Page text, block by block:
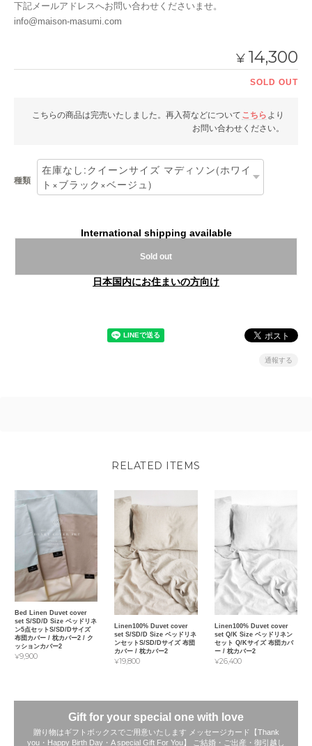
下記メールアドレスへお問い合わせくださいませ。
info@maison-masumi.com
¥ 14,300
SOLD OUT
こちらの商品は完売いたしました。再入荷などについて こちら より
お問い合わせください。
種類
International shipping available
Sold out
日本国内にお住まいの方向け
通報する
RELATED ITEMS
Bed Linen Duvet cover
set S/SD/D Size ベッドリネ
ン5点セットS/SD/Dサイズ
布団カバー / 枕カバー2 / ク
ッションカバー2
¥9,900
Linen100% Duvet cover
set S/SD/D Size ベッドリネ
ンセットS/SD/Dサイズ 布団
カバー / 枕カバー2
¥19,800
Linen100% Duvet cover
set Q/K Size ベッドリネン
セット Q/Kサイズ 布団カバ
ー / 枕カバー2
¥26,400
Gift for your special one with love
贈り物はギフトボックスでご用意いたします メッセージカード【Thank
you・Happy Birth Day・A special Gift For You】 ご結婚・ご出産・御引越し